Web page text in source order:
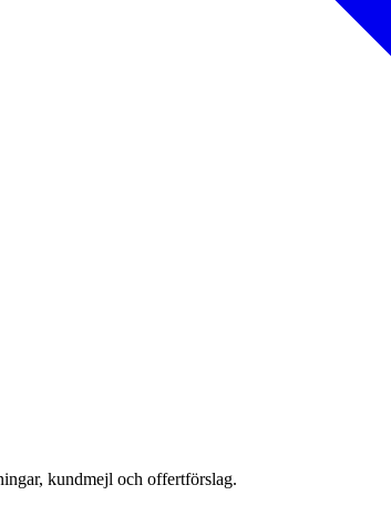
kundmejl och offertförslag.